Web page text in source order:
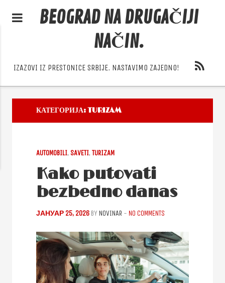
BEOGRAD NA DRUGAČIJI
NAČIN.
IZAZOVI IZ PRESTONICE SRBIJE. NASTAVIMO ZAJEDNO!
КАТЕГОРИЈА:TURIZAM
AUTOMOBILI, SAVETI, TURIZAM
Kako putovati
bezbedno danas
ЈАНУАР 25, 2026 BY NOVINAR - NO COMMENTS